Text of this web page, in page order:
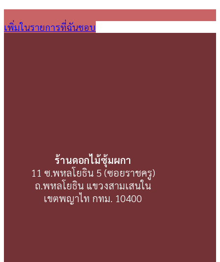
เพิ่มในรายการที่ฉันชอบ
ร้านดอกไม้ซุ้มผกา
11 ซ.พหลโยธิน 5 (ซอยราชครู)
ถ.พหลโยธิน แขวงสามเสนใน
เขตพญาไท กทม. 10400